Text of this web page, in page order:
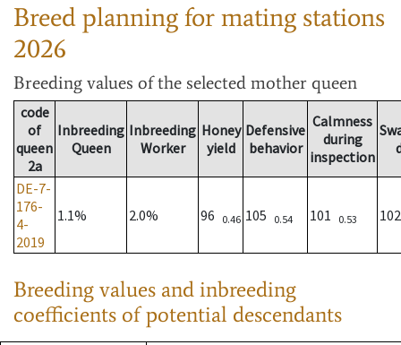
Breed planning for mating stations
2026
Breeding values of the selected mother queen
code
of
queen
2a
Inbreeding
Queen
Inbreeding
Worker
Honey
yield
Defensive
behavior
Calmness
during
inspection
DE-7-
176-
4-
2019
1.1% 2.0% 96 0.46 105 0.54 101 0.53
Breeding values and inbreeding
coefficients of potential descendants